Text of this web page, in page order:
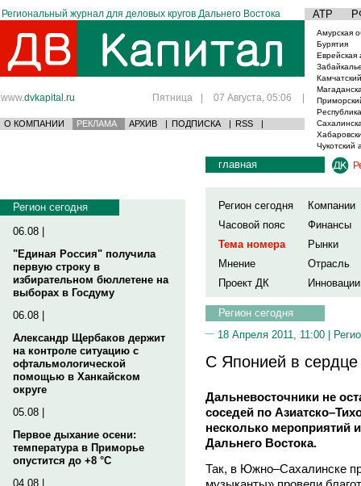
Региональный журнал для деловых кругов Дальнего Востока АТР
www.dvkapital.ru Пятница | 07 Августа, 05:06 |
О КОМПАНИИ РЕКЛАМА АРХИВ | ПОДПИСКА | RSS |
Амурская
Бурятия
Еврейская
Чукотский
Регион сегодня
06.08 |
"Единая Россия" получила
первую строку в
избирательном бюллетене на
выборах в Госдуму
06.08 |
Александр Щербаков держит
на контроле ситуацию с
офтальмологической
помощью в Ханкайском
округе
05.08 |
Первое дыхание осени:
температура в Приморье
опустится до +8 °C
04.08 |
главная
Регион сегодня
Компании
Часовой пояс
Финансы
Тема номера
Рынки
Мнение
Отрасль
Проект ДК
Инновации
Регион сегодня
18 Апреля 2011, 11:00 |
С Японией в сердце
Дальневосточники не
соседей по
несколько мероприятий
Дальнего Востока.
Так, в Южно–Сахалинске